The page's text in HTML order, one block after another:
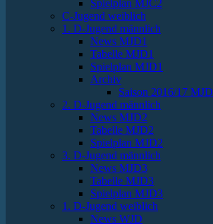
Spielplan MJC2
C-Jugend weiblich
1. D-Jugend männlich
News MJD1
Tabelle MJD1
Spielplan MJD1
Archiv
Saison 2016/17 MJD
2. D-Jugend männlich
News MJD2
Tabelle MJD2
Spielplan MJD2
3. D-Jugend männlich
News MJD3
Tabelle MJD3
Spielplan MJD3
1. D-Jugend weiblich
News WJD